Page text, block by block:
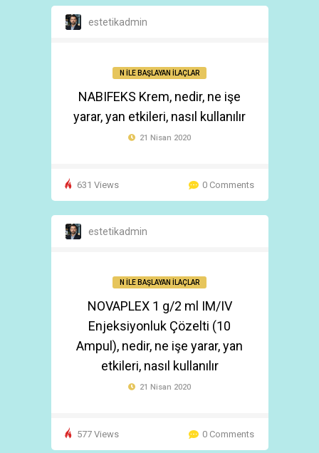
estetikadmin
N İLE BAŞLAYAN İLAÇLAR
NABIFEKS Krem, nedir, ne işe
yarar, yan etkileri, nasıl kullanılır
21 Nisan 2020
631 Views 0 Comments
estetikadmin
N İLE BAŞLAYAN İLAÇLAR
NOVAPLEX 1 g/2 ml IM/IV
Enjeksiyonluk Çözelti (10
Ampul), nedir, ne işe yarar, yan
etkileri, nasıl kullanılır
21 Nisan 2020
577 Views 0 Comments